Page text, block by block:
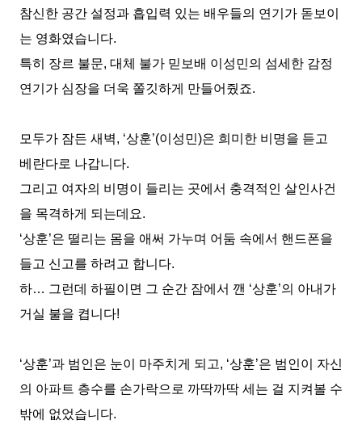
참신한 공간 설정과 흡입력 있는 배우들의 연기가 돋보이
는 영화였습니다.
특히 장르 불문, 대체 불가 믿보배 이성민의 섬세한 감정
연기가 심장을 더욱 쫄깃하게 만들어줬죠.
모두가 잠든 새벽, ‘상훈’(이성민)은 희미한 비명을 듣고
베란다로 나갑니다.
그리고 여자의 비명이 들리는 곳에서 충격적인 살인사건
을 목격하게 되는데요.
‘상훈’은 떨리는 몸을 애써 가누며 어둠 속에서 핸드폰을
들고 신고를 하려고 합니다.
하… 그런데 하필이면 그 순간 잠에서 깬 ‘상훈’의 아내가
거실 불을 켭니다!
‘상훈’과 범인은 눈이 마주치게 되고, ‘상훈’은 범인이 자신
의 아파트 층수를 손가락으로 까딱까딱 세는 걸 지켜볼 수
밖에 없었습니다.